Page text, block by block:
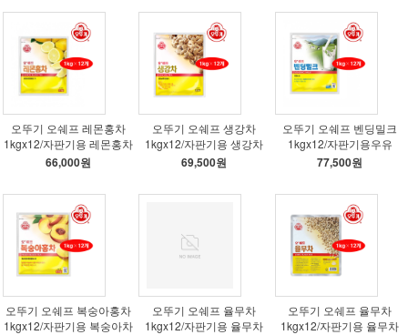
오뚜기 오쉐프 레몬홍차
1kgx12/자판기용 레몬홍차
66,000원
오뚜기 오쉐프 생강차
1kgx12/자판기용 생강차
69,500원
오뚜기 오쉐프 벤딩밀크
1kgx12/자판기용우유
77,500원
오뚜기 오쉐프 복숭아홍차
1kgx12/자판기용 복숭아차
오뚜기 오쉐프 율무차
1kgx12/자판기용 율무차
오뚜기 오쉐프 율무차
1kgx12/자판기용 율무차